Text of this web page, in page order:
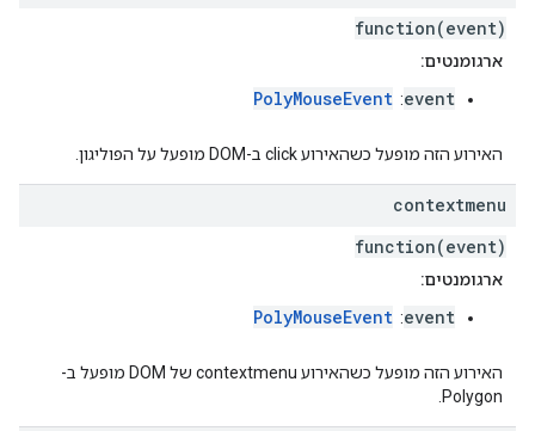
function(event)
ארגומנטים:
event
:
PolyMouseEvent
האירוע הזה מופעל כשהאירוע click ב-DOM מופעל על הפוליגון.
contextmenu
function(event)
ארגומנטים:
event
:
PolyMouseEvent
האירוע הזה מופעל כשהאירוע contextmenu של DOM מופעל ב-
Polygon.